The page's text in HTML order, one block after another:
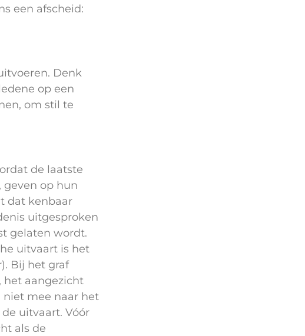
een afscheid:
Denk
op een
om stil te
de laatste
op hun
dat kenbaar
uitgesproken
gelaten wordt.
uitvaart is het
Bij het graf
het aangezicht
niet mee naar het
uitvaart. Vóór
als de